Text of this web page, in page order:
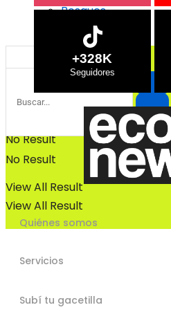
Bosques
No Result
View All Result
Bosques
No Result
View All Result
+328K
Quiénes somos
Servicios
Subí tu gacetilla